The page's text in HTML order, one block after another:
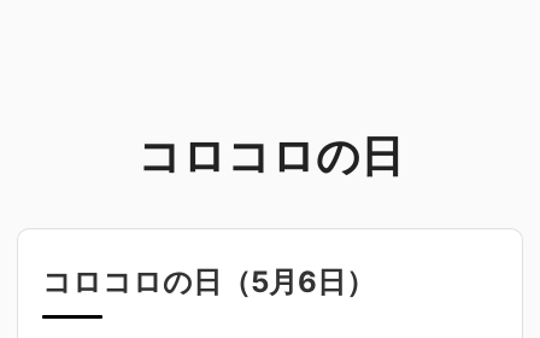
コロコロの日
コロコロの日（5月6日 ）